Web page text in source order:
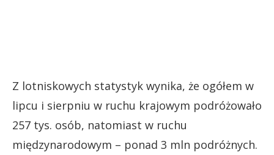
Z lotniskowych statystyk wynika, że ogółem w
lipcu i sierpniu w ruchu krajowym podróżowało
257 tys. osób, natomiast w ruchu
międzynarodowym – ponad 3 mln podróżnych.